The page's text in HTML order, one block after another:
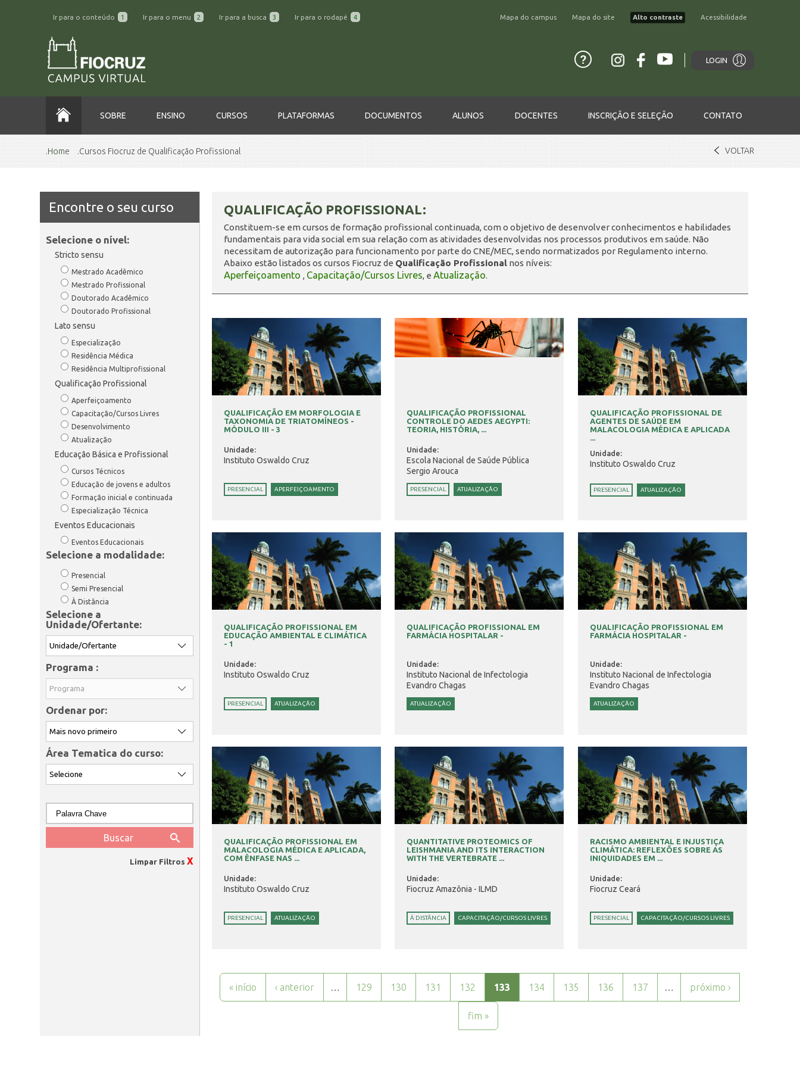
Ir para o conteúdo 1 Ir para o menu 2 Ir para a busca 3 Ir para o rodapé 4 Mapa do campus Mapa do site Alto contraste Acessibilidade
LOGIN
SOBRE ENSINO CURSOS PLATAFORMAS DOCUMENTOS ALUNOS DOCENTES INSCRIÇÃO E SELEÇÃO CONTATO
Home Cursos Fiocruz de Qualificação Profissional VOLTAR
Encontre o seu curso
Selecione o nível:
Stricto sensu
Mestrado Acadêmico
Mestrado Profissional
Doutorado Acadêmico
Doutorado Profissional
Lato sensu
Especialização
Residência Médica
Residência Multiprofissional
Qualificação Profissional
Aperfeiçoamento
Capacitação/Cursos Livres
Desenvolvimento
Atualização
Educação Básica e Profissional
Cursos Técnicos
Educação de jovens e adultos
Formação inicial e continuada
Especialização Técnica
Eventos Educacionais
Eventos Educacionais
Selecione a modalidade:
Presencial
Semi Presencial
À Distância
Selecione a
Unidade/Ofertante:
Programa :
Ordenar por:
Área Tematica do curso:
Limpar Filtros X
QUALIFICAÇÃO PROFISSIONAL:
Constituem-se em cursos de formação profissional continuada, com o objetivo de desenvolver conhecimentos e habilidades
fundamentais para vida social em sua relação com as atividades desenvolvidas nos processos produtivos em saúde. Não
necessitam de autorização para funcionamento por parte do CNE/MEC, sendo normatizados por Regulamento interno.
Abaixo estão listados os cursos Fiocruz de Qualificação Profissional nos níveis:
Aperfeiçoamento , Capacitação/Cursos Livres, e Atualização.
QUALIFICAÇÃO EM MORFOLOGIA E
TAXONOMIA DE TRIATOMÍNEOS -
MÓDULO III - 3
Unidade:
Instituto Oswaldo Cruz
PRESENCIAL APERFEIÇOAMENTO
QUALIFICAÇÃO PROFISSIONAL
CONTROLE DO AEDES AEGYPTI:
TEORIA, HISTÓRIA, ...
Unidade:
Escola Nacional de Saúde Pública
Sergio Arouca
PRESENCIAL ATUALIZAÇÃO
QUALIFICAÇÃO PROFISSIONAL DE
AGENTES DE SAÚDE EM
MALACOLOGIA MÉDICA E APLICADA
...
Unidade:
Instituto Oswaldo Cruz
PRESENCIAL ATUALIZAÇÃO
QUALIFICAÇÃO PROFISSIONAL EM
EDUCAÇÃO AMBIENTAL E CLIMÁTICA
- 1
Unidade:
Instituto Oswaldo Cruz
PRESENCIAL ATUALIZAÇÃO
QUALIFICAÇÃO PROFISSIONAL EM
FARMÁCIA HOSPITALAR -
Unidade:
Instituto Nacional de Infectologia
Evandro Chagas
ATUALIZAÇÃO
QUALIFICAÇÃO PROFISSIONAL EM
FARMÁCIA HOSPITALAR -
Unidade:
Instituto Nacional de Infectologia
Evandro Chagas
ATUALIZAÇÃO
QUALIFICAÇÃO PROFISSIONAL EM
MALACOLOGIA MÉDICA E APLICADA,
COM ÊNFASE NAS ...
Unidade:
Instituto Oswaldo Cruz
PRESENCIAL ATUALIZAÇÃO
QUANTITATIVE PROTEOMICS OF
LEISHMANIA AND ITS INTERACTION
WITH THE VERTEBRATE ...
Unidade:
Fiocruz Amazônia - ILMD
À DISTÂNCIA CAPACITAÇÃO/CURSOS LIVRES
RACISMO AMBIENTAL E INJUSTIÇA
CLIMÁTICA: REFLEXÕES SOBRE AS
INIQUIDADES EM ...
Unidade:
Fiocruz Ceará
PRESENCIAL CAPACITAÇÃO/CURSOS LIVRES
« início ‹ anterior … 129 130 131 132 133 134 135 136 137 … próximo ›
fim »